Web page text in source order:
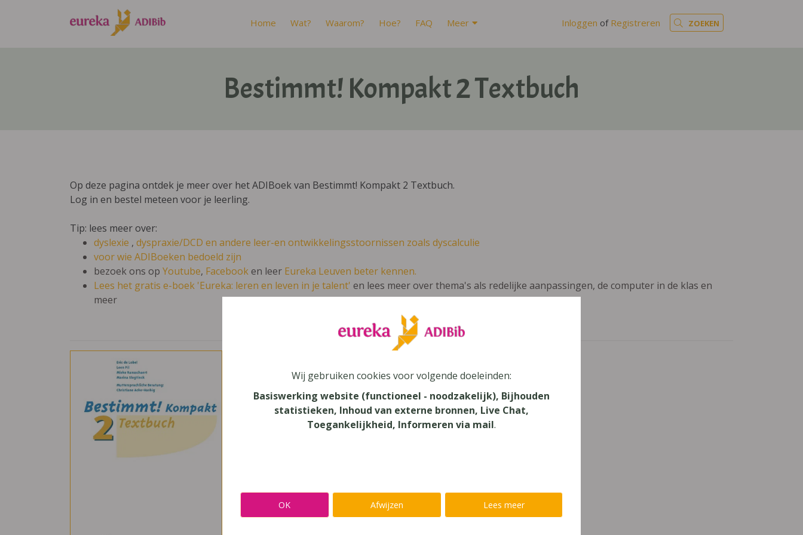
Home Wat? Waarom? Hoe? FAQ Meer Inloggen of Registreren ZOEKEN
Bestimmt! Kompakt 2 Textbuch
Op deze pagina ontdek je meer over het ADIBoek van Bestimmt! Kompakt 2 Textbuch.
Log in en bestel meteen voor je leerling.
Tip: lees meer over:
dyslexie , dyspraxie/DCD en andere leer-en ontwikkelingsstoornissen zoals dyscalculie
voor wie ADIBoeken bedoeld zijn
bezoek ons op Youtube, Facebooken leer Eureka Leuven beter kennen.
Lees het gratis e-boek 'Eureka: leren en leven in je talent' en lees meer over thema's als redelijke aanpassingen, de computer in de klas en
meer
Duits
Secundair Onderwijs
Uitgeverij
Pelckmans
Wij gebruiken cookies voor volgende doeleinden:
Basiswerking website (functioneel - noodzakelijk), Bijhouden
statistieken, Inhoud van externe bronnen, Live Chat,
Toegankelijkheid, Informeren via mail.
OK Afwijzen Lees meer